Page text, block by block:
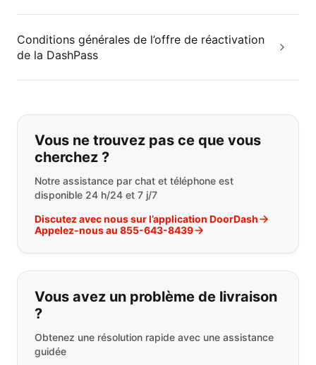
Conditions générales de l’offre de réactivation
de la DashPass
Si vous ne trouvez pas ce que vous
Vous ne trouvez pas ce que vous
cherchez ?
Notre assistance par chat et téléphone est
disponible 24 h/24 et 7 j/7
Discutez avec nous sur l’application DoorDash
Appelez-nous au 855-643-8439
Vous avez un problème de livraison
?
Obtenez une résolution rapide avec une assistance
guidée